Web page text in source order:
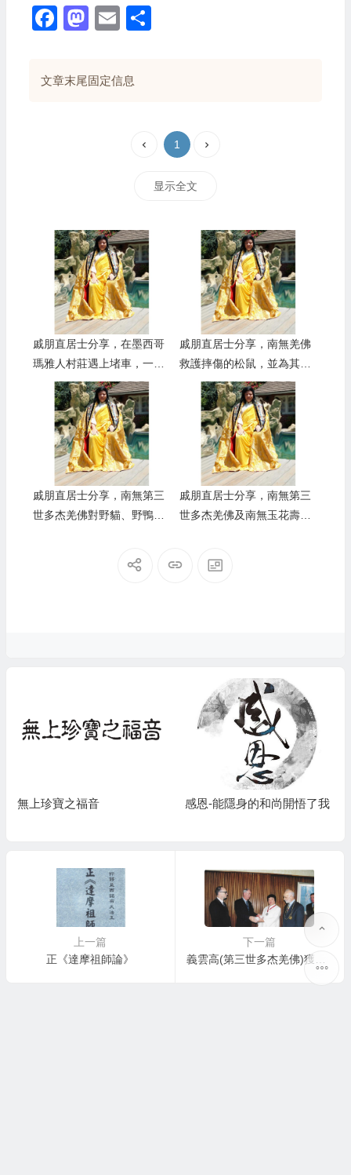
Facebook
Mastodon
Email
文章末尾固定信息
1
显示全文
戚朋直居士分享，在墨西哥
瑪雅人村莊遇上堵車，一隻
散養的火雞跑到南無羌佛的
座車前獻舞，事後南無羌佛
自掏腰包將牠買下，並委托
專人飼養照顧終生的偉大事
蹟。
戚朋直居士分享，南無羌佛
救護摔傷的松鼠，並為其傳
授皈依的事蹟
戚朋直居士分享，南無第三
世多杰羌佛對野貓、野鴨等
戚朋直居士分享，南無第三
世多杰羌佛及南無玉花壽之
無上珍寶之福音 感恩-能隱身的和尚開悟了我
上一篇
正《達摩祖師論》
下一篇